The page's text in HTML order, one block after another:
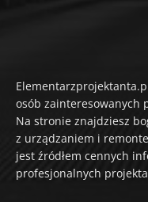
osób zainteresowanych
Na stronie znajdziesz
z urządzaniem i
jest źródłem cennych
profesjonalnych